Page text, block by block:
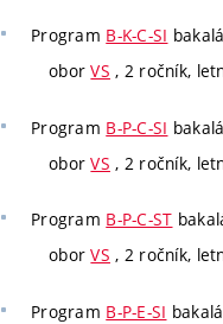
Program B-K-C-SI
oborVS , 2 ročník,
Program B-P-C-SI
oborVS , 2 ročník,
Program B-P-C-ST
oborVS , 2 ročník,
Program B-P-E-SI